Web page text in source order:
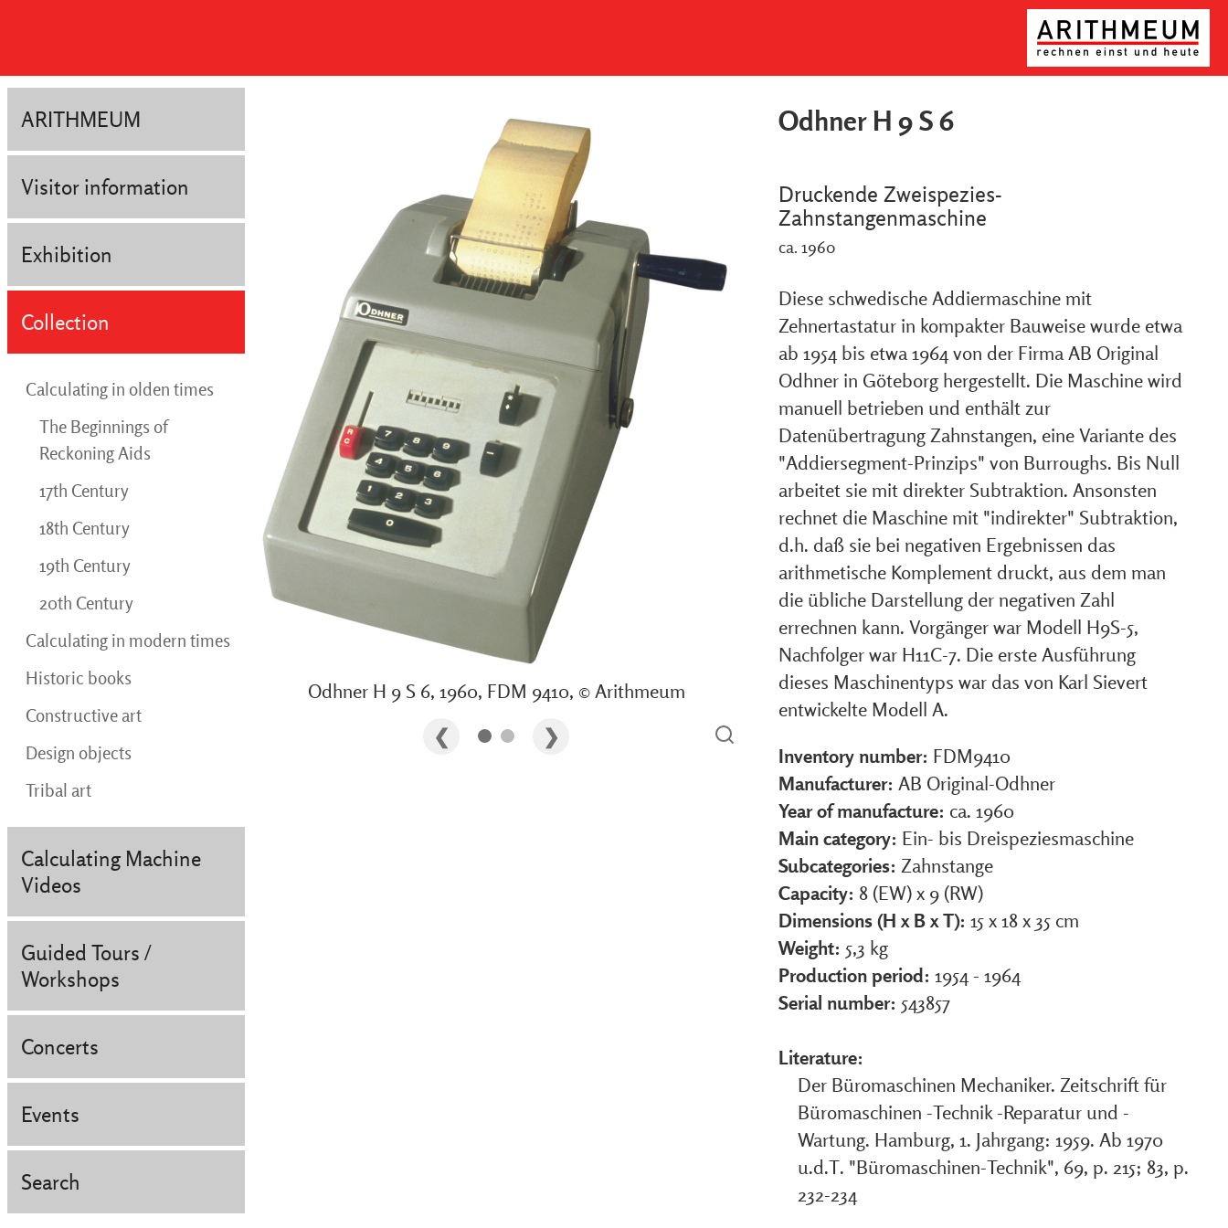
ARITHMEUM
Visitor information
Exhibition
Collection
Calculating in olden times
The Beginnings of
Reckoning Aids
17th Century
18th Century
19th Century
20th Century
Calculating in modern times
Historic books
Constructive art
Design objects
Tribal art
Calculating Machine
Videos
Guided Tours /
Workshops
Concerts
Events
Search
Odhner H 9 S 6, 1960, FDM 9410, © Arithmeum
Odhner H 9 S 6
Druckende Zweispezies-
Zahnstangenmaschine
ca. 1960
Diese schwedische Addiermaschine mit
Zehnertastatur in kompakter Bauweise wurde etwa
ab 1954 bis etwa 1964 von der Firma AB Original
Odhner in Göteborg hergestellt. Die Maschine wird
manuell betrieben und enthält zur
Datenübertragung Zahnstangen, eine Variante des
"Addiersegment-Prinzips" von Burroughs. Bis Null
arbeitet sie mit direkter Subtraktion. Ansonsten
rechnet die Maschine mit "indirekter" Subtraktion,
d.h. daß sie bei negativen Ergebnissen das
arithmetische Komplement druckt, aus dem man
die übliche Darstellung der negativen Zahl
errechnen kann. Vorgänger war Modell H9S-5,
Nachfolger war H11C-7. Die erste Ausführung
dieses Maschinentyps war das von Karl Sievert
entwickelte Modell A.
Inventory number: FDM9410
Manufacturer: AB Original-Odhner
Year of manufacture: ca. 1960
Main category: Ein- bis Dreispeziesmaschine
Subcategories: Zahnstange
Capacity: 8 (EW) x 9 (RW)
Dimensions (H x B x T): 15 x 18 x 35 cm
Weight: 5,3 kg
Production period: 1954 - 1964
Serial number: 543857
Literature:
Der Büromaschinen Mechaniker. Zeitschrift für
Büromaschinen -Technik -Reparatur und -
Wartung. Hamburg, 1. Jahrgang: 1959. Ab 1970
u.d.T. "Büromaschinen-Technik", 69, p. 215; 83, p.
232-234